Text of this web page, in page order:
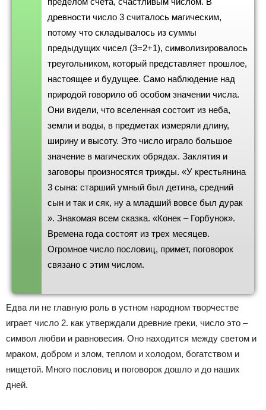
древности число 3 считалось магическим,
потому что складывалось из суммы
предыдущих чисел (3=2+1), символизировалось
треугольником, который представляет прошлое,
настоящее и будущее. Само наблюдение над
природой говорило об особом значении числа.
Они видели, что вселенная состоит из неба,
земли и воды, в предметах измеряли длину,
ширину и высоту. Это число играло большое
значение в магических обрядах. Заклятия и
заговоры произносятся трижды. «У крестьянина
3 сына: старший умный был детина, средний
сын и так и сяк, ну а младший вовсе был дурак
». Знакомая всем сказка. «Конек – Горбунок».
Времена года состоят из трех месяцев.
Огромное число пословиц, примет, поговорок
связано с этим числом.
Едва ли не главную роль в устном народном творчестве
играет число 2. как утверждали древние греки, число это –
символ любви и равновесия. Оно находится между светом и
мраком, добром и злом, теплом и холодом, богатством и
нищетой. Много пословиц и поговорок дошло и до наших
дней.